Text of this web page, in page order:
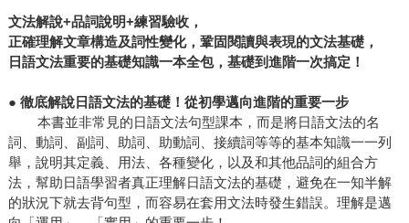
文法解說+品詞說明+練習驗收，
正確理解文章構造及詞性變化，鞏固閱讀與表現的文法基礎，
日語文法重要的基礎知識一本全包，基礎到進階一次搞定！
● 徹底解說日語文法的基礎！從初學邁向進階的重要一步
本書並非常見的日語文法句型課本，而是將日語文法的名
詞、動詞、副詞、助詞、助動詞、接續詞等等的基本知識一一列
舉，說明其定義、用法、各種變化，以及和其他品詞的組合方
法，幫助日語學習者真正理解日語文法的基礎，避免在一知半解
的狀況下就去背句型，而容易在套用文法時發生錯誤。理解是邁